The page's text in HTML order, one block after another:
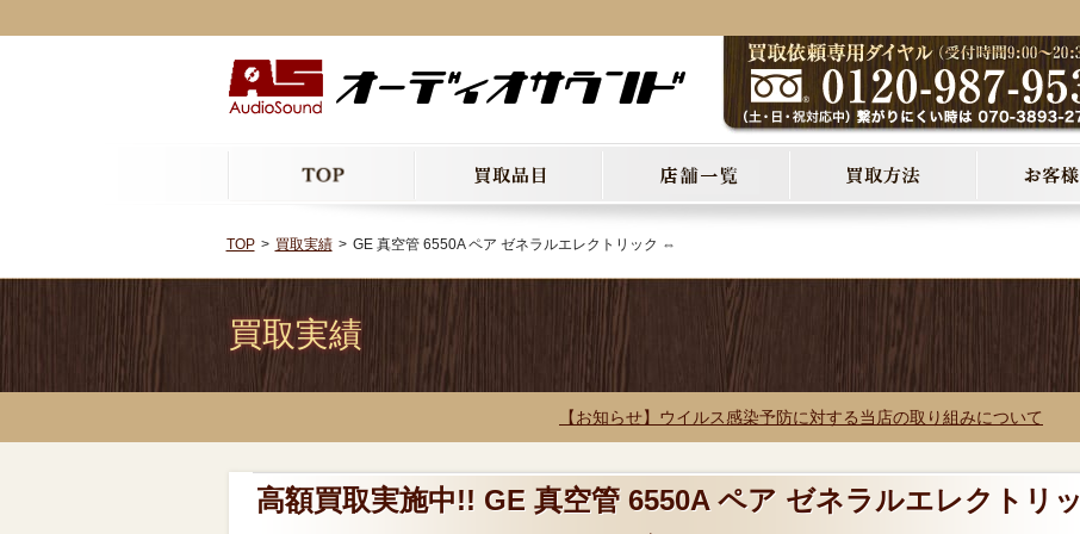
TOP 買取実績 GE 真空管 6550A ペア ゼネラルエレクトリック ⇔
買取実績
【お知らせ】ウイルス感染予防に対する当店の取り組みについて
高額買取実施中!! GE 真空管 6550A ペア ゼネラルエレクトリッ